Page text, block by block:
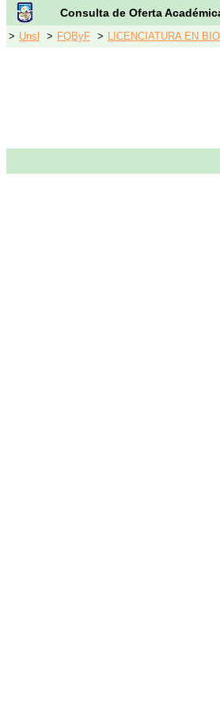
Consulta de Oferta
> Unsl > FQByF > LICENCIATURA EN